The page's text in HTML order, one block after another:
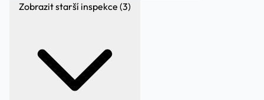
Zobrazit starší inspekce (3)